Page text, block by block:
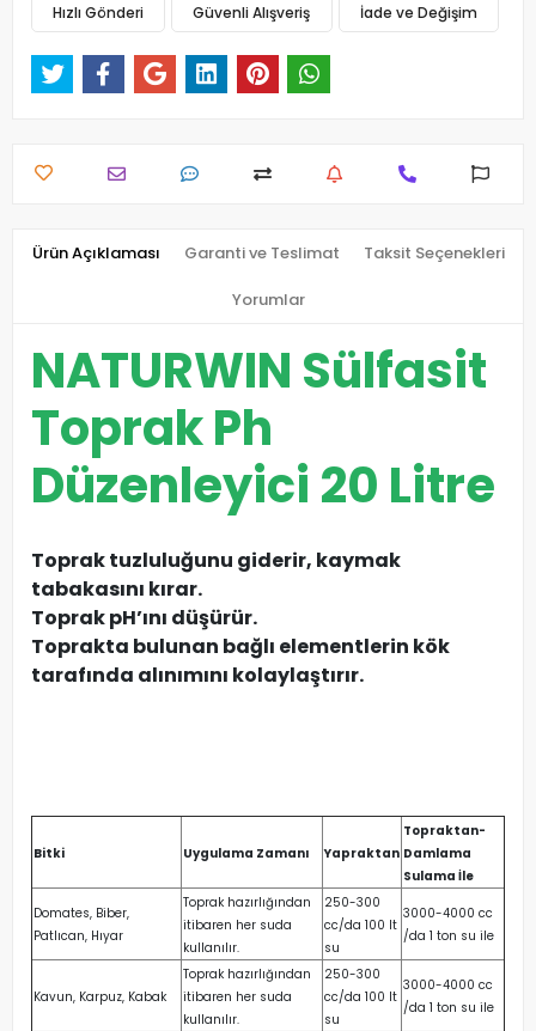
Hızlı Gönderi Güvenli Alışveriş İade ve Değişim
Ürün Açıklaması Garanti ve Teslimat Taksit Seçenekleri
Yorumlar
NATURWIN Sülfasit
Toprak Ph
Düzenleyici 20 Litre
Toprak tuzluluğunu giderir, kaymak
tabakasını kırar.
Toprak pH’ını düşürür.
Toprakta bulunan bağlı elementlerin kök
tarafında alınımını kolaylaştırır.
Bitki Uygulama Zamanı Yapraktan
Topraktan-
Damlama
Sulama İle
Domates, Biber,
Patlıcan, Hıyar
Toprak hazırlığından
itibaren her suda
kullanılır.
250-300
cc/da 100 lt
su
3000-4000 cc
/da 1 ton su ile
Kavun, Karpuz, Kabak
Toprak hazırlığından
itibaren her suda
kullanılır.
250-300
cc/da 100 lt
su
3000-4000 cc
/da 1 ton su ile